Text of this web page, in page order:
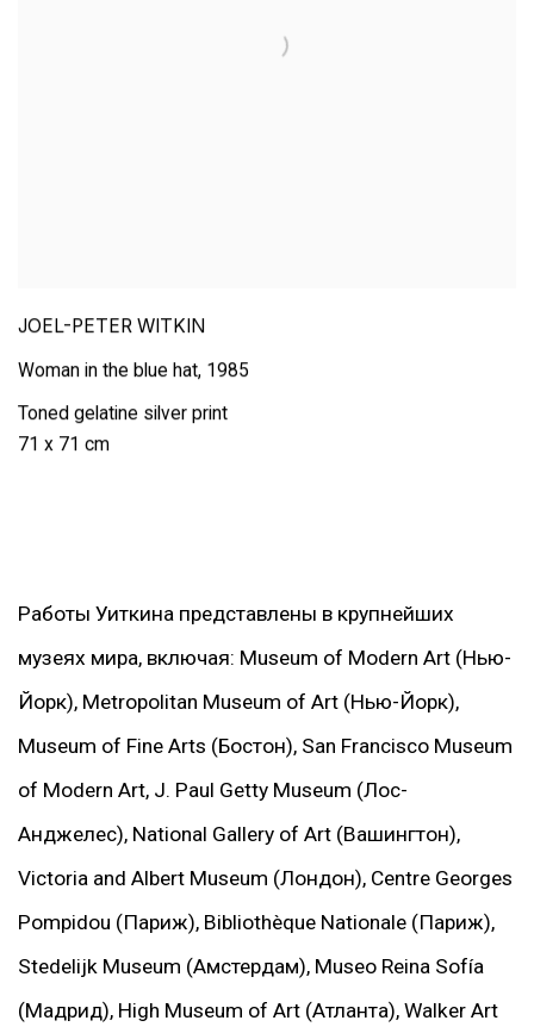
JOEL-PETER WITKIN
Woman in the blue hat, 1985
Toned gelatine silver print
71 x 71 cm
Работы Уиткина представлены в крупнейших
музеях мира, включая: Museum of Modern Art (Нью-
Йорк), Metropolitan Museum of Art (Нью-Йорк),
Museum of Fine Arts (Бостон), San Francisco Museum
of Modern Art, J. Paul Getty Museum (Лос-
Анджелес), National Gallery of Art (Вашингтон),
Victoria and Albert Museum (Лондон), Centre Georges
Pompidou (Париж), Bibliothèque Nationale (Париж),
Stedelijk Museum (Амстердам), Museo Reina Sofía
(Мадрид), High Museum of Art (Атланта), Walker Art